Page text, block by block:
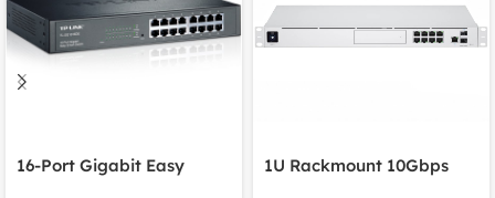
16-Port Gigabit Easy
1U Rackmount 10Gbps